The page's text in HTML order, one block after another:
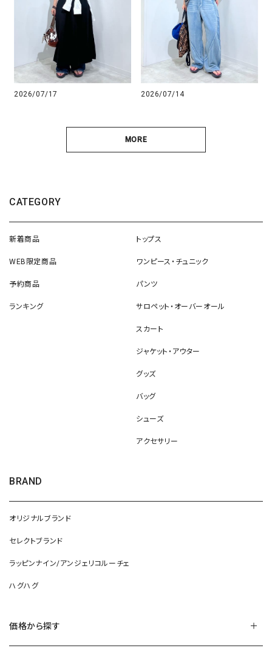
2026/07/17 2026/07/14
MORE
CATEGORY
新着商品
WEB限定商品
予約商品
ランキング
トップス
ワンピース・チュニック
パンツ
サロペット・オーバーオール
スカート
ジャケット・アウター
グッズ
バッグ
シューズ
アクセサリー
BRAND
オリジナルブランド
セレクトブランド
ラッピンナイン/アンジェリコルーチェ
ハグハグ
価格から探す